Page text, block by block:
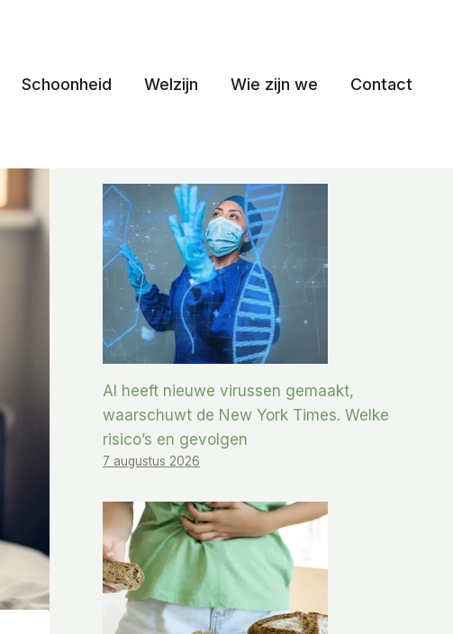
Schoonheid Welzijn Wie zijn we Contact
AI heeft nieuwe virussen gemaakt,
waarschuwt de New York Times. Welke
risico’s en gevolgen
7 augustus 2026